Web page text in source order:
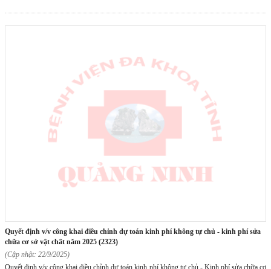
quyết định v/v công khai điều chỉnh dự toán kinh phí không tự chủ - kinh phí sửa
chữa cơ sở vật chất năm 2025 (2323)
(Cập nhật: 22/9/2025)
Quyết định v/v công khai điều chỉnh dự toán kinh phí không tự chủ - Kinh phí sửa chữa cơ